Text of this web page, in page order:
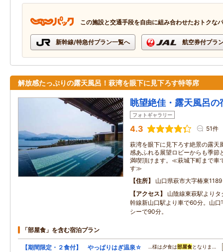
この施設と交通手段を自由に組み合わせたおトクな
新幹線/特急付プラン一覧へ 航空券付プラ
解放感たっぷりの露天風呂！萩湾を眼下に見下ろす特等席
眺望絶佳・露天風呂
フォトギャラリー
4.3 51件
萩湾を眼下に見下ろす絶景の露天
感あふれる展望ロビーからも季節
満喫頂けます。≪萩城下町まで車
す≫
住所
山口県萩市大字椿東1189
アクセス
山陰線東萩駅より
幹線新山口駅より車で60分。山口
シーで90分。
「部屋食」を含む宿泊プラン
【期間限定・２食付】 やっぱりはぎ温泉☆
…様は夕食は部屋食となりま…